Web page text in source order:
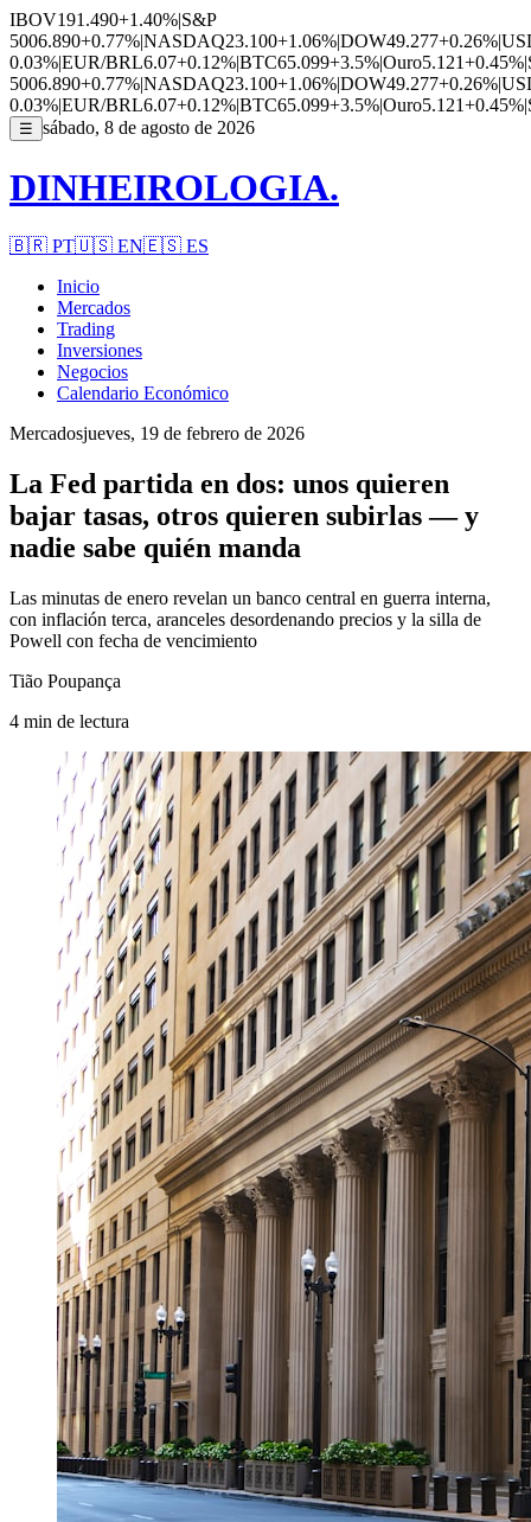
IBOV191.490+1.40%|S&P
5006.890+0.77%|NASDAQ23.100+1.06%|DOW49.277+0.26%|
0.03%|EUR/BRL6.07+0.12%|BTC65.099+3.5%|Ouro5.121+0.45%|
5006.890+0.77%|NASDAQ23.100+1.06%|DOW49.277+0.26%|
0.03%|EUR/BRL6.07+0.12%|BTC65.099+3.5%|Ouro5.121+0.45%|
☰ sábado, 8 de agosto de 2026
DINHEIROLOGIA.
🇧🇷 PT🇺🇸 EN🇪🇸 ES
Inicio
Mercados
Trading
Inversiones
Negocios
Calendario Económico
Mercadosjueves, 19 de febrero de 2026
La Fed partida en dos: unos quieren
bajar tasas, otros quieren subirlas — y
nadie sabe quién manda
Las minutas de enero revelan un banco central en guerra interna,
con inflación terca, aranceles desordenando precios y la silla de
Powell con fecha de vencimiento
Tião Poupança
4 min de lectura